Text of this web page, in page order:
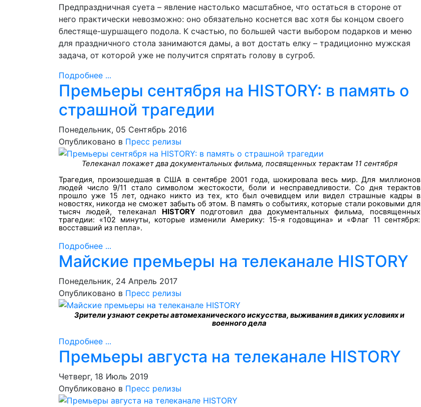
Предпраздничная суета – явление настолько масштабное, что остаться в стороне от
него практически невозможно: оно обязательно коснется вас хотя бы концом своего
блестяще-шуршащего подола. К счастью, по большей части выбором подарков и меню
для праздничного стола занимаются дамы, а вот достать елку – традиционно мужская
задача, от которой уже не получится спрятать голову в сугроб.
Подробнее ...
Премьеры сентября на HISTORY: в память о
страшной трагедии
Понедельник, 05 Сентябрь 2016
Опубликовано в Пресс релизы
Телеканал покажет два документальных фильма, посвященных терактам 11 сентября
Трагедия, произошедшая в США в сентябре 2001 года, шокировала весь мир. Для миллионов
людей число 9/11 стало символом жестокости, боли и несправедливости. Со дня терактов
прошло уже 15 лет, однако никто из тех, кто был очевидцем или видел страшные кадры в
новостях, никогда не сможет забыть об этом. В память о событиях, которые стали роковыми для
тысяч людей, телеканал HISTORY подготовил два документальных фильма, посвященных
трагедии: «102 минуты, которые изменили Америку: 15-я годовщина» и «Флаг 11 сентября:
восставший из пепла».
Подробнее ...
Майские премьеры на телеканале HISTORY
Понедельник, 24 Апрель 2017
Опубликовано в Пресс релизы
Зрители узнают секреты автомеханического искусства, выживания в диких условиях и
военного дела
Подробнее ...
Премьеры августа на телеканале HISTORY
Четверг, 18 Июль 2019
Опубликовано в Пресс релизы